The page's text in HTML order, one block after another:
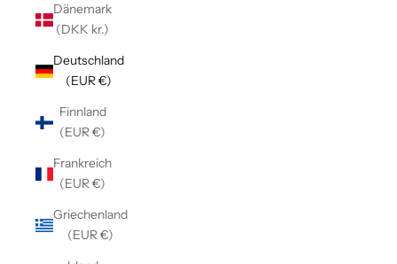
Dänemark
(DKK kr.)
Deutschland
(EUR €)
Finnland
(EUR €)
Frankreich
(EUR €)
Griechenland
(EUR €)